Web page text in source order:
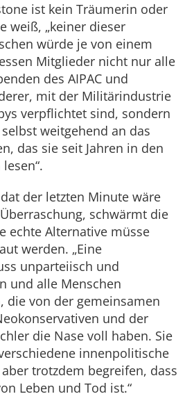
ist kein Träumerin oder
weiß, „keiner dieser
würde je von einem
Mitglieder nicht nur alle
des AIPAC und
mit der Militärindustrie
verpflichtet sind, sondern
weitgehend an das
das sie seit Jahren in den
der letzten Minute wäre
schwärmt die
echte Alternative müsse
werden. „Eine
unparteiisch und
und alle Menschen
die von der gemeinsamen
und der
die Nase voll haben. Sie
innenpolitische
trotzdem begreifen, dass
Leben und Tod ist.“